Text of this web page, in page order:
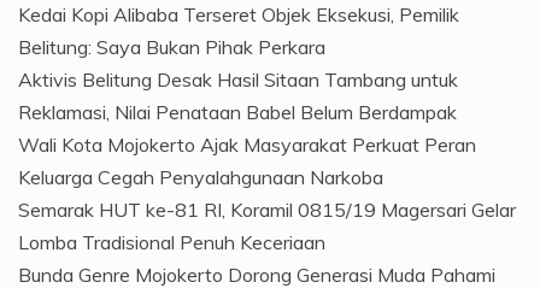
Kedai Kopi Alibaba Terseret Objek Eksekusi, Pemilik
Belitung: Saya Bukan Pihak Perkara
Aktivis Belitung Desak Hasil Sitaan Tambang untuk
Reklamasi, Nilai Penataan Babel Belum Berdampak
Wali Kota Mojokerto Ajak Masyarakat Perkuat Peran
Keluarga Cegah Penyalahgunaan Narkoba
Semarak HUT ke-81 RI, Koramil 0815/19 Magersari Gelar
Lomba Tradisional Penuh Keceriaan
Bunda Genre Mojokerto Dorong Generasi Muda Pahami